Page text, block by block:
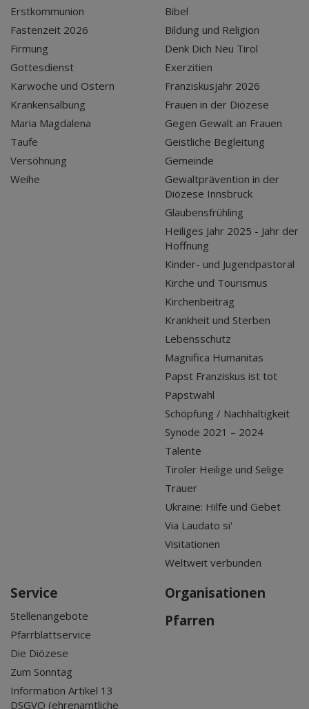
Erstkommunion
Fastenzeit 2026
Firmung
Gottesdienst
Karwoche und Ostern
Krankensalbung
Maria Magdalena
Taufe
Versöhnung
Weihe
Bibel
Bildung und Religion
Denk Dich Neu Tirol
Exerzitien
Franziskusjahr 2026
Frauen in der Diözese
Gegen Gewalt an Frauen
Geistliche Begleitung
Gemeinde
Gewaltprävention in der
Diözese Innsbruck
Glaubensfrühling
Heiliges Jahr 2025 - Jahr der
Hoffnung
Kinder- und Jugendpastoral
Kirche und Tourismus
Kirchenbeitrag
Krankheit und Sterben
Lebensschutz
Magnifica Humanitas
Papst Franziskus ist tot
Papstwahl
Schöpfung / Nachhaltigkeit
Synode 2021 – 2024
Talente
Tiroler Heilige und Selige
Trauer
Ukraine: Hilfe und Gebet
Via Laudato si'
Visitationen
Weltweit verbunden
Service
Stellenangebote
Pfarrblattservice
Die Diözese
Zum Sonntag
Information Artikel 13
DSGVO (ehrenamtliche
Organisationen
Pfarren